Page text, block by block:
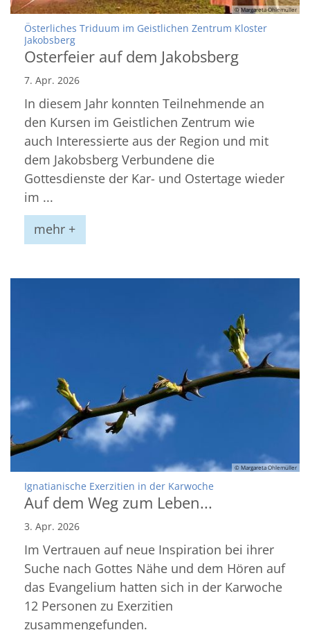
© Margareta Ohlemüller
Österliches Triduum im Geistlichen Zentrum Kloster
Jakobsberg:
Osterfeier auf dem Jakobsberg
7. Apr. 2026
In diesem Jahr konnten Teilnehmende an
den Kursen im Geistlichen Zentrum wie
auch Interessierte aus der Region und mit
dem Jakobsberg Verbundene die
Gottesdienste der Kar- und Ostertage wieder
im ...
mehr +
© Margareta Ohlemüller
Ignatianische Exerzitien in der Karwoche
Auf dem Weg zum Leben...
3. Apr. 2026
Im Vertrauen auf neue Inspiration bei ihrer
Suche nach Gottes Nähe und dem Hören auf
das Evangelium hatten sich in der Karwoche
12 Personen zu Exerzitien
zusammengefunden.